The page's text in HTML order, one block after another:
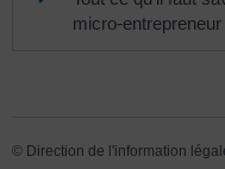
micro-entrepreneur
© Direction de l'information